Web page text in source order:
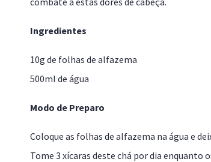
Ingredientes
10g de folhas de alfazema
500ml de água
Modo de Preparo
Coloque as folhas de alfazema na água e
Tome 3 xícaras deste chá por dia enquanto